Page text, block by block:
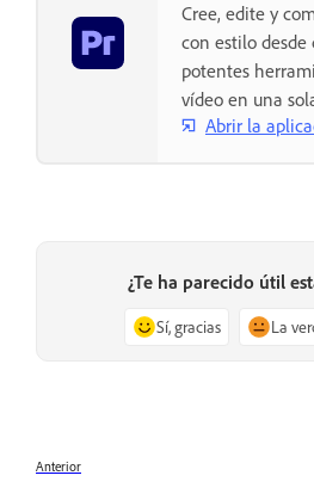
Cree, edite y
con estilo
potentes
vídeo en una
Abrir la
¿Te ha parecido útil
Sí, gracias La
Anterior